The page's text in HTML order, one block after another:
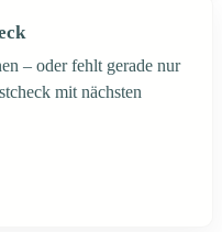
– oder fehlt gerade nur
mit nächsten